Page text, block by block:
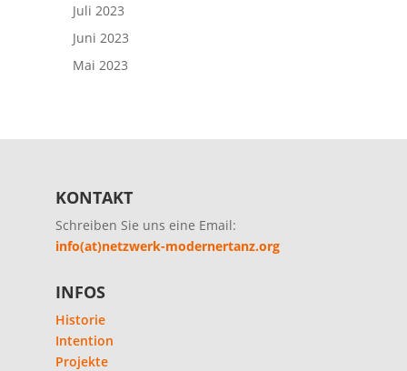
Juli 2023
Juni 2023
Mai 2023
KONTAKT
Schreiben Sie uns eine Email:
info(at)netzwerk-modernertanz.org
INFOS
Historie
Intention
Projekte